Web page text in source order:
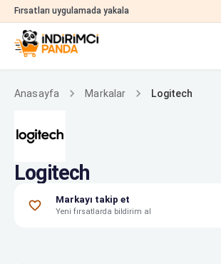
Fırsatları uygulamada yakala
Anasayfa Markalar Logitech
Logitech
Markayı takip et
Yeni fırsatlarda bildirim al